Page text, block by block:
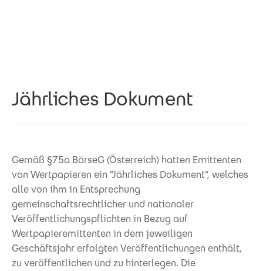
Jährliches Dokument
Gemäß §75a BörseG (Österreich) hatten Emittenten
von Wertpapieren ein "Jährliches Dokument", welches
alle von ihm in Entsprechung
gemeinschaftsrechtlicher und nationaler
Veröffentlichungspflichten in Bezug auf
Wertpapieremittenten in dem jeweiligen
Geschäftsjahr erfolgten Veröffentlichungen enthält,
zu veröffentlichen und zu hinterlegen. Die